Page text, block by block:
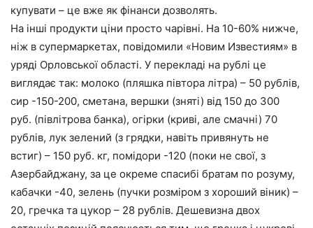
купувати – це вже як фінанси дозволять.
На інші продукти ціни просто чарівні. На 10-60% нижче,
ніж в супермаркетах, повідомили «Новим Известиям» в
уряді Орловської області. У перекладі на рублі це
виглядає так: молоко (пляшка півтора літра) – 50 рублів,
сир -150-200, сметана, вершки (зняті) від 150 до 300
руб. (півлітрова банка), огірки (криві, але смачні) 70
рублів, лук зелений (з грядки, навіть привянуть не
встиг) – 150 руб. кг, помідори -120 (поки не свої, з
Азербайджану, за це окреме спасибі братам по розуму,
кабачки -40, зелень (пучки розміром з хороший віник) –
20, гречка та цукор – 28 рублів. Дешевизна двох